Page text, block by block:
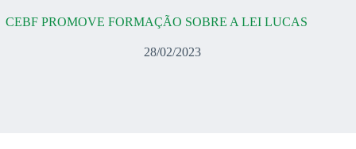
CEBF PROMOVE FORMAÇÃO SOBRE A LEI LUCAS
28/02/2023